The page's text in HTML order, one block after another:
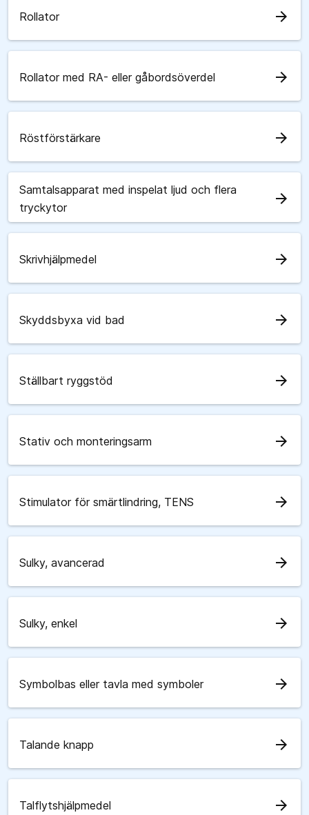
Rollator arrow_forward
Rollator med RA- eller gåbordsöverdel arrow_forward
Röstförstärkare arrow_forward
Samtalsapparat med inspelat ljud och flera
tryckytor
arrow_forward
Skrivhjälpmedel arrow_forward
Skyddsbyxa vid bad arrow_forward
Ställbart ryggstöd arrow_forward
Stativ och monteringsarm arrow_forward
Stimulator för smärtlindring, TENS arrow_forward
Sulky, avancerad arrow_forward
Sulky, enkel arrow_forward
Symbolbas eller tavla med symboler arrow_forward
Talande knapp arrow_forward
Talflytshjälpmedel arrow_forward